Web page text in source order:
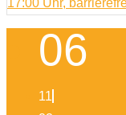
06
11